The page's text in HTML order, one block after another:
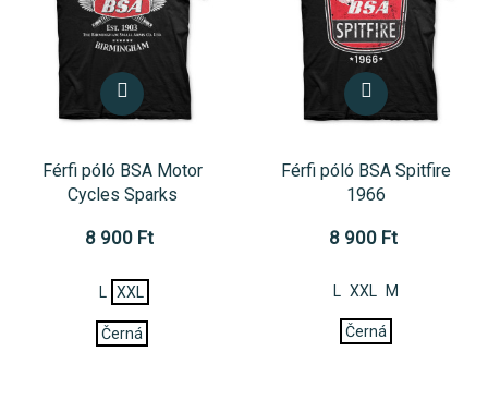
Férfi póló BSA Motor
Cycles Sparks
8 900 Ft
L XXL
Černá
Férfi póló BSA Spitfire
1966
8 900 Ft
L XXL M
Černá